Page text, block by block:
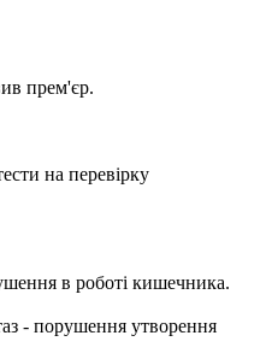
прем'єр.
на перевірку
в роботі кишечника.
- порушення утворення